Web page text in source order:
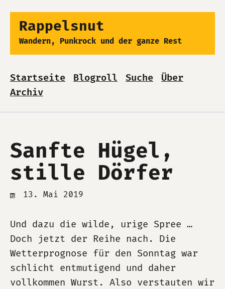
Rappelsnut
Wandern, Punkrock und der ganze Rest
Startseite Blogroll Suche
Über
Archiv
Sanfte Hügel,
stille Dörfer
13. Mai 2019
Und dazu die wilde, urige Spree …
Doch jetzt der Reihe nach. Die
Wetterprognose für den Sonntag war
schlicht entmutigend und daher
vollkommen Wurst. Also verstauten wir